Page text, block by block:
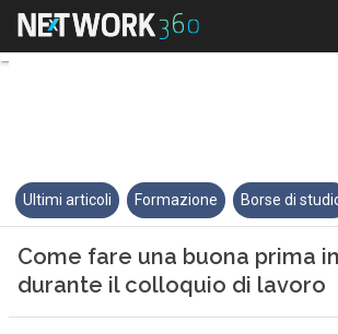
Come fare
Ultimi articoli Formazione Borse di
Come fare una buona prima
durante il colloquio di lavoro